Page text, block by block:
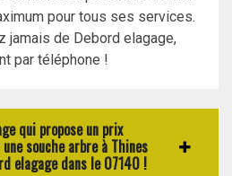
pour tous ses services.
jamais de Debord elagage,
par téléphone !
qui propose un prix
souche arbre à Thines
elagage dans le 07140 !